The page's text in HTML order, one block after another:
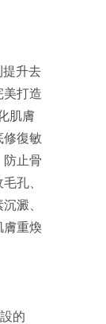
提升去
美打造
肌膚
修復敏
防止骨
孔、
澱、
膚重煥
的